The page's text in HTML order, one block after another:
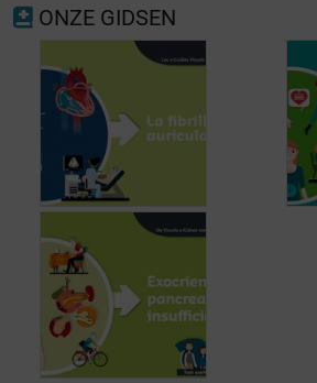
ONZE GIDSEN
Voorkamerfibrillatie